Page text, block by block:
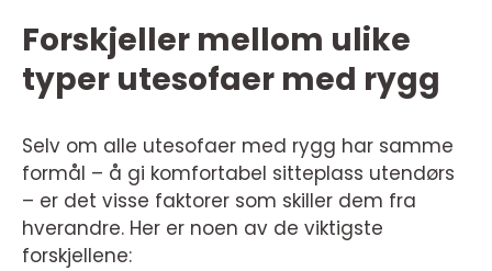
Forskjeller mellom ulike
typer utesofaer med rygg
Selv om alle utesofaer med rygg har samme
formål – å gi komfortabel sitteplass utendørs
– er det visse faktorer som skiller dem fra
hverandre. Her er noen av de viktigste
forskjellene: